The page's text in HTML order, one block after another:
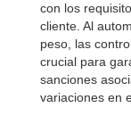
con los
cliente. Al
peso, las
crucial para
sanciones
variaciones en